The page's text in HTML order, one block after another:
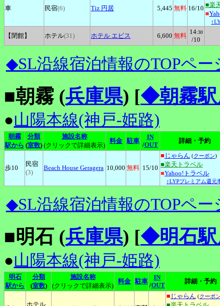
車 民宿(6) Tiz 円居 5,445 無料 16/10 ■楽
■
【閉館】 ホテル(31) ホテル エビス 6,600 無料
14:30
/10
◆SL沿線宿泊情報のTOPペー
■朝霧 (兵庫県) [◆朝霧駅
●山陽本線(神戸-姫路)
朝霧
駅から
分類
(室数)
施設名称
(クリックで詳細表示)
料金 駐車
IN
/OUT
詳細・予約
歩10
民宿
(3)
Beach House Geragera 10,000 無料 15/10
■ じゃらん (クーポン)
■楽天トラベル
■Yahoo!トラベル
↑LYPプレミアム還元
◆SL沿線宿泊情報のTOPペー
■明石 (兵庫県) [◆明石駅
●山陽本線(神戸-姫路)
明石
駅から
分類
(室数)
施設名称
(クリックで詳細表示)
料金 駐車
IN
/OUT
詳細・予約
ホテル
■ じゃらん (クーポ